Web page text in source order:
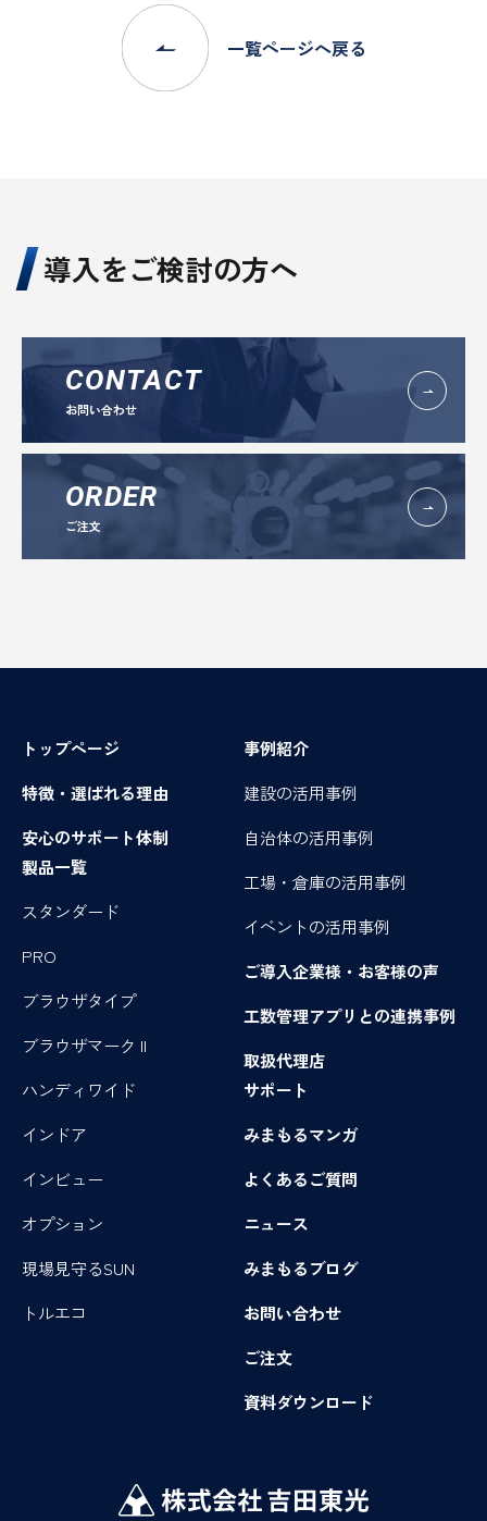
一覧ページへ戻る
導入をご検討の方へ
CONTACT
お問い合わせ
ORDER
ご注文
トップページ
特徴・選ばれる理由
安心のサポート体制
製品一覧
スタンダード
PRO
ブラウザタイプ
ブラウザマーク II
ハンディワイド
インドア
インビュー
オプション
現場見守るSUN
トルエコ
事例紹介
建設の活用事例
自治体の活用事例
工場・倉庫の活用事例
イベントの活用事例
ご導入企業様・お客様の声
工数管理アプリとの連携事例
取扱代理店
サポート
みまもるマンガ
よくあるご質問
ニュース
みまもるブログ
お問い合わせ
ご注文
資料ダウンロード